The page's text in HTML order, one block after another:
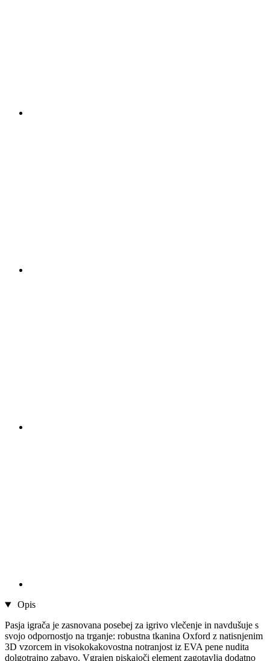
Opis
Pasja igrača je zasnovana posebej za igrivo vlečenje in navdušuje s
svojo odpornostjo na trganje: robustna tkanina Oxford z natisnjenim
3D vzorcem in visokokakovostna notranjost iz EVA pene nudita
dolgotrajno zabavo. Vgrajen piskajoči element zagotavlja dodatno